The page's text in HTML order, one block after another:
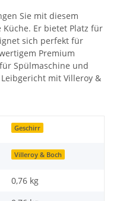
Sie mit diesem
Er bietet Platz für
sich perfekt für
Premium
Spülmaschine und
mit Villeroy &
Geschirr
Villeroy & Boch
0,76 kg